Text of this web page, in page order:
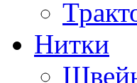
Нитки